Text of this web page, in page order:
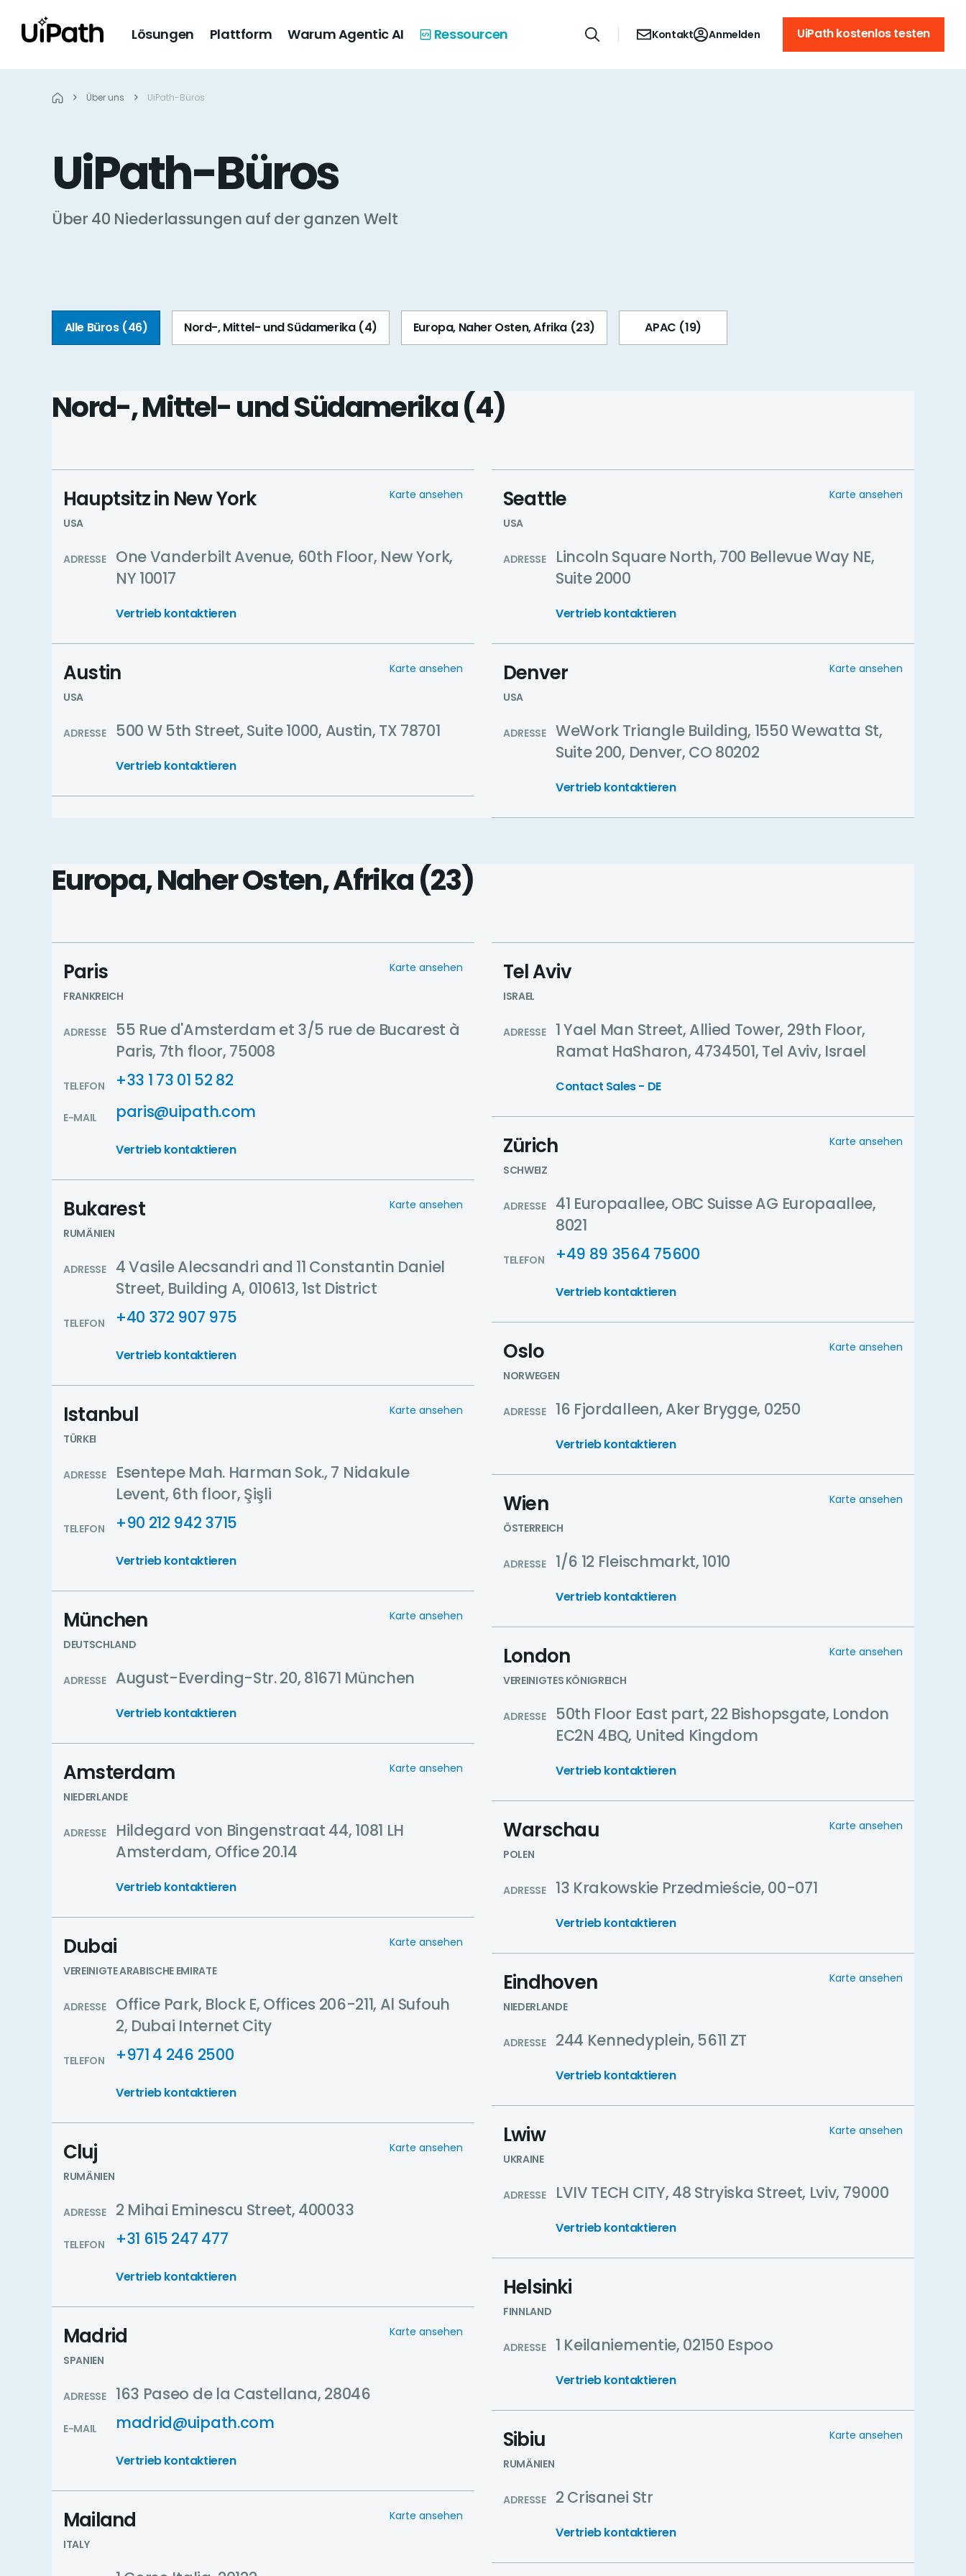
Lösungen Plattform Warum Agentic AI Ressourcen Kontakt Anmelden UiPath kostenlos testen
Über uns UiPath-Büros
UiPath-Büros
Über 40 Niederlassungen auf der ganzen Welt
Alle Büros (46) Nord-, Mittel- und Südamerika (4) Europa, Naher Osten, Afrika (23) APAC (19)
Nord-, Mittel- und Südamerika(4)
Hauptsitz in New York
Karte ansehen
USA
ADRESSE
One Vanderbilt Avenue, 60th Floor, New York,
NY 10017
Vertrieb kontaktieren
Austin
Karte ansehen
USA
ADRESSE 500 W 5th Street, Suite 1000, Austin, TX 78701
Vertrieb kontaktieren
Seattle
Karte ansehen
USA
ADRESSE
Lincoln Square North, 700 Bellevue Way NE,
Suite 2000
Vertrieb kontaktieren
Denver
Karte ansehen
USA
ADRESSE
WeWork Triangle Building, 1550 Wewatta St,
Suite 200, Denver, CO 80202
Vertrieb kontaktieren
Europa, Naher Osten, Afrika(23)
Paris
Karte ansehen
FRANKREICH
ADRESSE
55 Rue d'Amsterdam et 3/5 rue de Bucarest à
Paris, 7th floor, 75008
TELEFON +33 1 73 01 52 82
E-MAIL paris@uipath.com
Vertrieb kontaktieren
Bukarest
Karte ansehen
RUMÄNIEN
ADRESSE
4 Vasile Alecsandri and 11 Constantin Daniel
Street, Building A, 010613, 1st District
TELEFON +40 372 907 975
Vertrieb kontaktieren
Istanbul
Karte ansehen
TÜRKEI
ADRESSE
Esentepe Mah. Harman Sok., 7 Nidakule
Levent, 6th floor, Şişli
TELEFON +90 212 942 3715
Vertrieb kontaktieren
München
Karte ansehen
DEUTSCHLAND
ADRESSE August-Everding-Str. 20, 81671 München
Vertrieb kontaktieren
Amsterdam
Karte ansehen
NIEDERLANDE
ADRESSE
Hildegard von Bingenstraat 44, 1081 LH
Amsterdam, Office 20.14
Vertrieb kontaktieren
Dubai
Karte ansehen
VEREINIGTE ARABISCHE EMIRATE
ADRESSE
Office Park, Block E, Offices 206-211, Al Sufouh
2, Dubai Internet City
TELEFON +971 4 246 2500
Vertrieb kontaktieren
Cluj
Karte ansehen
RUMÄNIEN
ADRESSE 2 Mihai Eminescu Street, 400033
TELEFON +31 615 247 477
Vertrieb kontaktieren
Madrid
Karte ansehen
SPANIEN
ADRESSE 163 Paseo de la Castellana, 28046
E-MAIL madrid@uipath.com
Vertrieb kontaktieren
Mailand
Karte ansehen
ITALY
Tel Aviv
ISRAEL
ADRESSE
1 Yael Man Street, Allied Tower, 29th Floor,
Ramat HaSharon, 4734501, Tel Aviv, Israel
Contact Sales - DE
Zürich
Karte ansehen
SCHWEIZ
ADRESSE
41 Europaallee, OBC Suisse AG Europaallee,
8021
TELEFON +49 89 3564 75600
Vertrieb kontaktieren
Oslo
Karte ansehen
NORWEGEN
ADRESSE 16 Fjordalleen, Aker Brygge, 0250
Vertrieb kontaktieren
Wien
Karte ansehen
ÖSTERREICH
ADRESSE 1/6 12 Fleischmarkt, 1010
Vertrieb kontaktieren
London
Karte ansehen
VEREINIGTES KÖNIGREICH
ADRESSE
50th Floor East part, 22 Bishopsgate, London
EC2N 4BQ, United Kingdom
Vertrieb kontaktieren
Warschau
Karte ansehen
POLEN
ADRESSE 13 Krakowskie Przedmieście, 00-071
Vertrieb kontaktieren
Eindhoven
Karte ansehen
NIEDERLANDE
ADRESSE 244 Kennedyplein, 5611 ZT
Vertrieb kontaktieren
Lwiw
Karte ansehen
UKRAINE
ADRESSE LVIV TECH CITY, 48 Stryiska Street, Lviv, 79000
Vertrieb kontaktieren
Helsinki
FINNLAND
ADRESSE 1 Keilaniementie, 02150 Espoo
Vertrieb kontaktieren
Sibiu
Karte ansehen
RUMÄNIEN
ADRESSE 2 Crisanei Str
Vertrieb kontaktieren